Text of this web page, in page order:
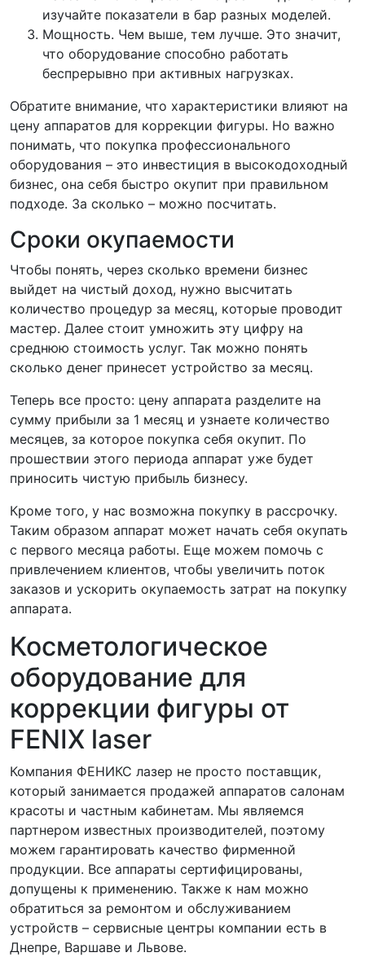
изучайте показатели в бар разных моделей.
Мощность. Чем выше, тем лучше. Это значит,
что оборудование способно работать
беспрерывно при активных нагрузках.
Обратите внимание, что характеристики влияют на
цену аппаратов для коррекции фигуры. Но важно
понимать, что покупка профессионального
оборудования – это инвестиция в высокодоходный
бизнес, она себя быстро окупит при правильном
подходе. За сколько – можно посчитать.
Сроки окупаемости
Чтобы понять, через сколько времени бизнес
выйдет на чистый доход, нужно высчитать
количество процедур за месяц, которые проводит
мастер. Далее стоит умножить эту цифру на
среднюю стоимость услуг. Так можно понять
сколько денег принесет устройство за месяц.
Теперь все просто: цену аппарата разделите на
сумму прибыли за 1 месяц и узнаете количество
месяцев, за которое покупка себя окупит. По
прошествии этого периода аппарат уже будет
приносить чистую прибыль бизнесу.
Кроме того, у нас возможна покупку в рассрочку.
Таким образом аппарат может начать себя окупать
с первого месяца работы. Еще можем помочь с
привлечением клиентов, чтобы увеличить поток
заказов и ускорить окупаемость затрат на покупку
аппарата.
Косметологическое
оборудование для
коррекции фигуры от
FENIX laser
Компания ФЕНИКС лазер не просто поставщик,
который занимается продажей аппаратов салонам
красоты и частным кабинетам. Мы являемся
партнером известных производителей, поэтому
можем гарантировать качество фирменной
продукции. Все аппараты сертифицированы,
допущены к применению. Также к нам можно
обратиться за ремонтом и обслуживанием
устройств – сервисные центры компании есть в
Днепре, Варшаве и Львове.